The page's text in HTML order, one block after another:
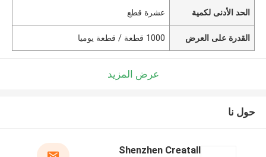
الحد الأدنى لكمية عشرة قطع
القدرة على العرض 1000 قطعة / قطعة يوميا
عرض المزيد
حول نا
Shenzhen Creatall